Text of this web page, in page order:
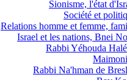
Sionisme, l'état
Société et
Relations homme et femme,
Israel et les nations, Bnei
Rabbi Yéhouda
Rabbi Na'hman de